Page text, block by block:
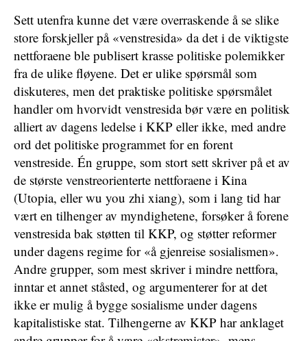
Sett utenfra kunne det være overraskende å se slike
store forskjeller på «venstresida» da det i de viktigste
nettforaene ble publisert krasse politiske polemikker
fra de ulike fløyene. Det er ulike spørsmål som
diskuteres, men det praktiske politiske spørsmålet
handler om hvorvidt venstresida bør være en politisk
alliert av dagens ledelse i KKP eller ikke, med andre
ord det politiske programmet for en forent
venstreside. Én gruppe, som stort sett skriver på et av
de største venstreorienterte nettforaene i Kina
(Utopia, eller wu you zhi xiang), som i lang tid har
vært en tilhenger av myndighetene, forsøker å forene
venstresida bak støtten til KKP, og støtter reformer
under dagens regime for «å gjenreise sosialismen».
Andre grupper, som mest skriver i mindre nettfora,
inntar et annet ståsted, og argumenterer for at det
ikke er mulig å bygge sosialisme under dagens
kapitalistiske stat. Tilhengerne av KKP har anklaget